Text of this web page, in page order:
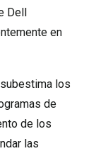
Dell
en
los
de
de los
las